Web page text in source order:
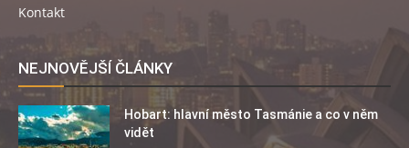
Kontakt
NEJNOVĚJŠÍ ČLÁNKY
Hobart: hlavní město Tasmánie a co v něm
vidět